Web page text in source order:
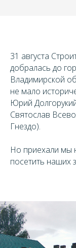
31 августа
добралась до
Владимирской
не мало
Юрий
Святослав
Гнездо).
Но приехали мы
посетить наших